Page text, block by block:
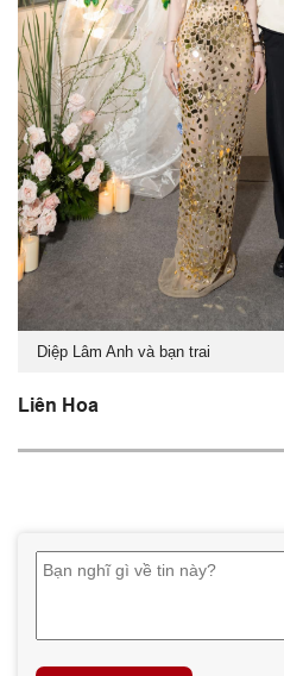
Diệp Lâm Anh và bạn trai
Liên Hoa